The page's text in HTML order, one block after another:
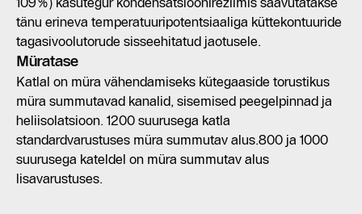
tänu erineva temperatuuripotentsiaaliga küttekontuuride
tagasivoolutorude sisseehitatud jaotusele.
Müratase
Katlal on müra vähendamiseks kütegaaside torustikus
müra summutavad kanalid, sisemised peegelpinnad ja
heliisolatsioon. 1200 suurusega katla
standardvarustuses müra summutav alus.800 ja 1000
suurusega kateldel on müra summutav alus
lisavarustuses.